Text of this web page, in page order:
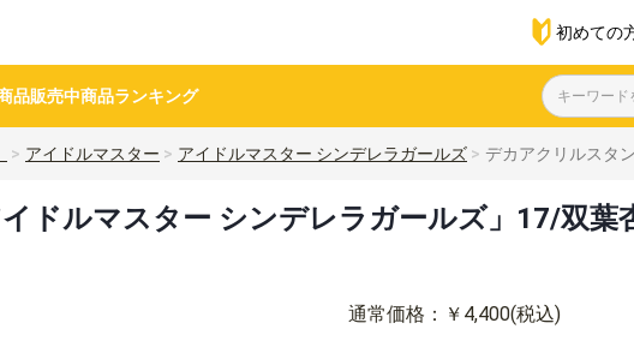
初めての
品販売中商品ランキング
アイドルマスター アイドルマスター シンデレラガールズ デカアクリルスタ
ドルマスター シンデレラガールズ」17/双葉
通常価格：￥4,400(税込)